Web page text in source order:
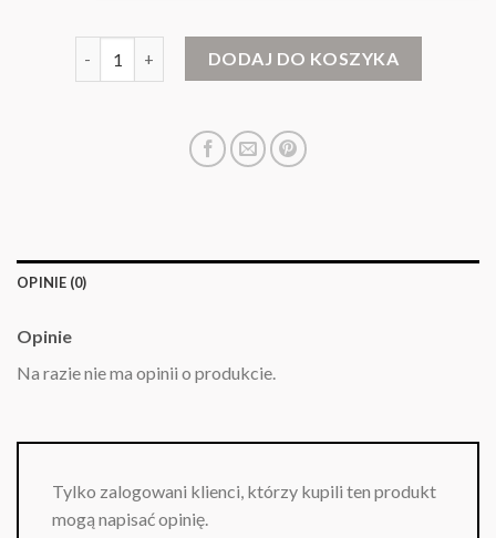
ilość sweter swiateczny damskiDODAJ DO KOSZYKA
OPINIE (0)
Opinie
Na razie nie ma opinii o produkcie.
Tylko zalogowani klienci, którzy kupili ten produkt
mogą napisać opinię.